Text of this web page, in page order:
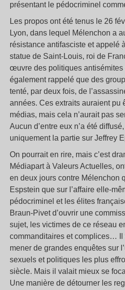
présentant le pédocriminel
Les propos ont été tenus le 26
Lyon, dans lequel Mélenchon a
résistance antifasciste et appelé
statue de Saint-Louis, roi de
œuvre des politiques antisémites
également rappelé que des
tenté, par deux fois, de
années. Ces extraits auraient pu
médias, mais cela n’aurait pas
Aucun d’entre eux n’a été
uniquement la partie sur Jeffrey
On pourrait en rire, mais c’est
Médiapart à Valeurs Actuelles,
en deux jours contre Mélenchon
Espstein que sur l’affaire elle-
pédocriminel et les élites
Braun-Pivet d’ouvrir une
sujet, les victimes de ce réseau
commanditaires et complices… Il
mener de grandes enquêtes sur
sexuels et politiques les plus
siècle. Mais il valait mieux se
Une manière de détourner les